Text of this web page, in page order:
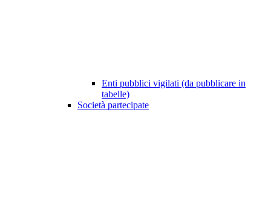
Enti pubblici vigilati (da pubblicare in
tabelle)
Società partecipate